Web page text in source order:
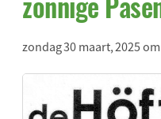
zondag 30 maart, 2025